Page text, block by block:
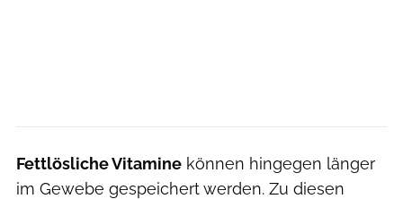
Fettlösliche Vitamine können hingegen länger
im Gewebe gespeichert werden. Zu diesen